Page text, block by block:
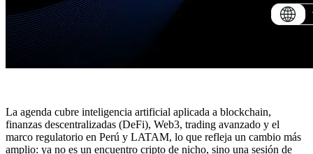
La agenda cubre inteligencia artificial aplicada a blockchain,
finanzas descentralizadas (DeFi), Web3, trading avanzado y el
marco regulatorio en Perú y LATAM, lo que refleja un cambio más
amplio: ya no es un encuentro cripto de nicho, sino una sesión de